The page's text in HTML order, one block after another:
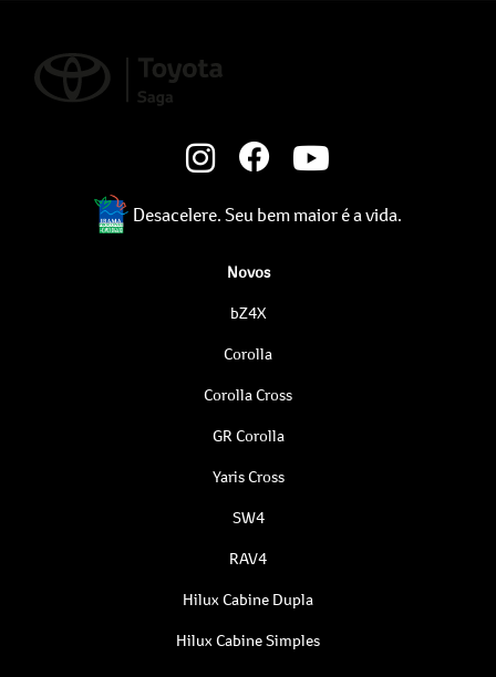
Desacelere. Seu bem maior é a vida.
Novos
bZ4X
Corolla
Corolla Cross
GR Corolla
Yaris Cross
SW4
RAV4
Hilux Cabine Dupla
Hilux Cabine Simples